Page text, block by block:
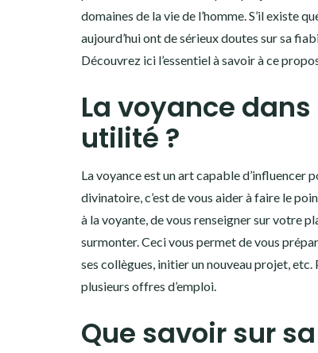
domaines de la vie de l’homme. S’il existe
aujourd’hui ont de sérieux doutes sur sa
Découvrez ici l’essentiel à savoir à ce
La voyance
utilité ?
La voyance est un art capable d’influencer
divinatoire, c’est de vous aider à faire le
à la voyante, de vous renseigner sur votre
surmonter. Ceci vous permet de vous
ses collègues, initier un nouveau projet,
plusieurs offres d’emploi.
Que savoir sur